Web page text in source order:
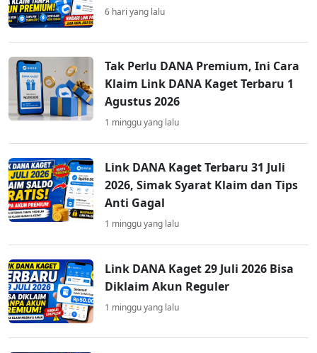
6 hari yang lalu
Tak Perlu DANA Premium, Ini Cara
Klaim Link DANA Kaget Terbaru 1
Agustus 2026
1 minggu yang lalu
Link DANA Kaget Terbaru 31 Juli
2026, Simak Syarat Klaim dan Tips
Anti Gagal
1 minggu yang lalu
Link DANA Kaget 29 Juli 2026 Bisa
Diklaim Akun Reguler
1 minggu yang lalu